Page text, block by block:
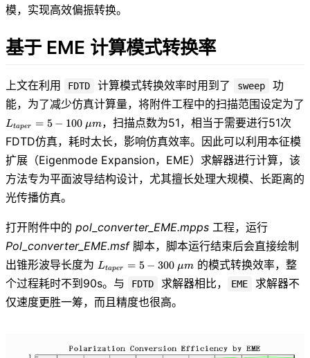
模，实现高效偏振转换。
基于 EME 计算模式转换率
上文在利用 FDTD 计算模式转换效率时用到了 sweep
功
能，为了减少仿真计算量，将附件工程中的扫描范围设定为了
L_{taper}=5
- 100\ \mu
m
Ltaper = 5 − 100 μm，扫描点数为51，相当于需要进行51次
FDTD仿真，耗时太长，影响仿真效率。因此可以利用本征模
扩展（Eigenmode Expansion，EME）求解器进行计算，该
方法专为平面波导结构设计，尤其擅长处理大规模、长距离的
光传播仿真。
打开附件中的 pol_converter_EME.mpps 工程，运行
Pol_converter_EME.msf脚本，脚本运行结束后会直接绘制
出锥形波导长度为 L_{taper}=5
- 300\ \mu
m
Ltaper = 5 − 300 μm的模式转换效率，整
个过程耗时不到90s。与
FDTD 求解器相比， EME
求解器不
仅速度更胜一筹，而且精度也很高。